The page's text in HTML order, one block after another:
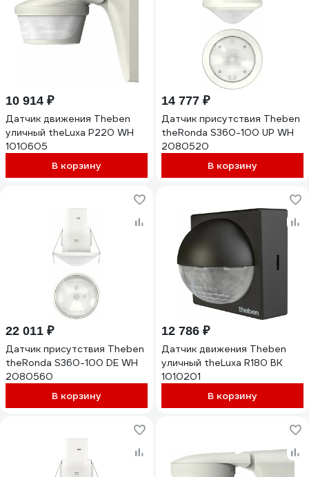
10 914 ₽
Датчик движения Theben
уличный theLuxa P220 WH
1010605
В корзину
14 777 ₽
Датчик присутствия Theben
theRonda S360-100 UP WH
2080520
В корзину
22 011 ₽
Датчик присутствия Theben
theRonda S360-100 DE WH
2080560
В корзину
12 786 ₽
Датчик движения Theben
уличный theLuxa R180 BK
1010201
В корзину